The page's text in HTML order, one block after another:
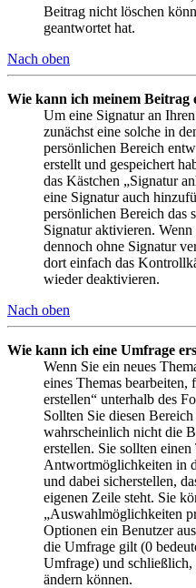
Beitrag nicht löschen
geantwortet hat.
Nach oben
Wie kann ich meinem Beitrag
Um eine Signatur an
zunächst eine solche in
persönlichen Bereich
erstellt und gespeichert
das Kästchen „Signatur
eine Signatur auch
persönlichen Bereich das
Signatur aktivieren.
dennoch ohne Signatur
dort einfach das
wieder deaktivieren.
Nach oben
Wie kann ich eine Umfrage
Wenn Sie ein neues
eines Themas
erstellen“ unterhalb des
Sollten Sie diesen
wahrscheinlich nicht die
erstellen. Sie sollten
Antwortmöglichkeiten in
und dabei sicherstellen,
eigenen Zeile steht. Sie
„Auswahlmöglichkeiten
Optionen ein Benutzer
die Umfrage gilt (0
Umfrage) und
ändern können.